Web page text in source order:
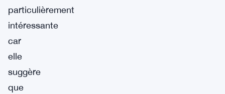
particulièrement
intéressante
car
elle
suggère
que